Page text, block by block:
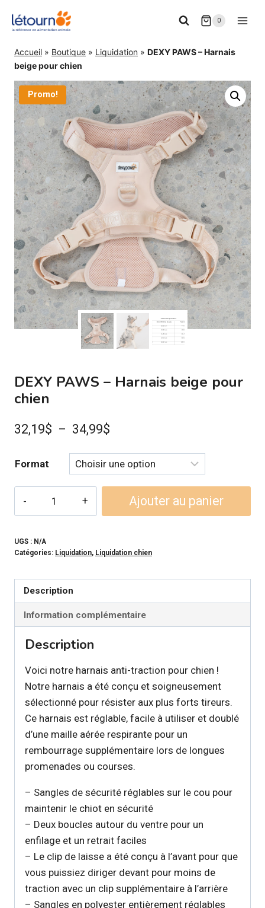
0
Accueil » Boutique » Liquidation » DEXY PAWS – Harnais
beige pour chien
Promo!
DEXY PAWS – Harnais beige pour
chien
32,19$ – 34,99$
prix :
32,19$
Format
PAWS
–
beige
pour
chien
Ajouter au panier
UGS : N/A
Catégories: Liquidation, Liquidation chien
Description
Information complémentaire
Description
Voici notre harnais anti-traction pour chien !
Notre harnais a été conçu et soigneusement
sélectionné pour résister aux plus forts tireurs.
Ce harnais est réglable, facile à utiliser et doublé
d’une maille aérée respirante pour un
rembourrage supplémentaire lors de longues
promenades ou courses.
– Sangles de sécurité réglables sur le cou pour
maintenir le chiot en sécurité
– Deux boucles autour du ventre pour un
enfilage et un retrait faciles
– Le clip de laisse a été conçu à l’avant pour que
vous puissiez diriger devant pour moins de
traction avec un clip supplémentaire à l’arrière
– Sangles en polyester entièrement réglables